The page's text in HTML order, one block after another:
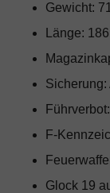
Gewicht:
Länge:
F-
Glock 19